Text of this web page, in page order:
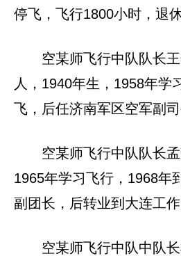
停飞，飞行1800小时，退
空某师飞行中队队长
人，1940年生，1958年学
飞，后任济南军区空军副司
空某师飞行中队队长
1965年学习飞行，1968年
副团长，后转业到大连工作
空某师飞行中队中队